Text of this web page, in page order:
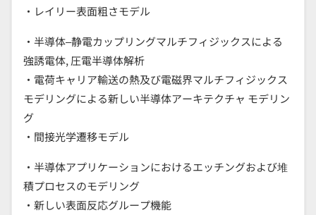
・レイリー表面粗さモデル
・半導体–静電カップリングマルチフィジックスによる
強誘電体, 圧電半導体解析
・電荷キャリア輸送の熱及び電磁界マルチフィジックス
モデリングによる新しい半導体アーキテクチャ モデリン
グ
・間接光学遷移モデル
・半導体アプリケーションにおけるエッチングおよび堆
積プロセスのモデリング
・新しい表面反応グループ機能